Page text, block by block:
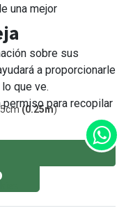
(0.25m)
una mejor
sobre sus
a proporcionarle
que ve.
permiso para recopilar